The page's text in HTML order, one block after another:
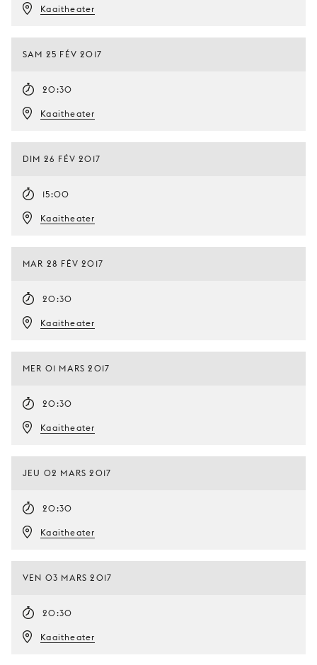
Kaaitheater
SAM 25 FÉV 2017
20:30
Kaaitheater
DIM 26 FÉV 2017
15:00
Kaaitheater
MAR 28 FÉV 2017
20:30
Kaaitheater
MER 01 MARS 2017
20:30
Kaaitheater
JEU 02 MARS 2017
20:30
Kaaitheater
VEN 03 MARS 2017
20:30
Kaaitheater